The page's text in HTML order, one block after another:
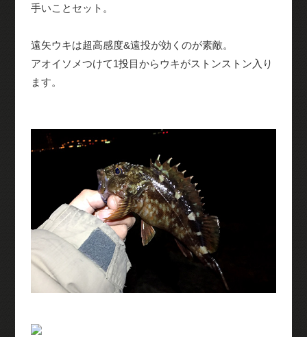
手いことセット。
遠矢ウキは超高感度&遠投が効くのが素敵。
アオイソメつけて1投目からウキがストンストン入り
ます。